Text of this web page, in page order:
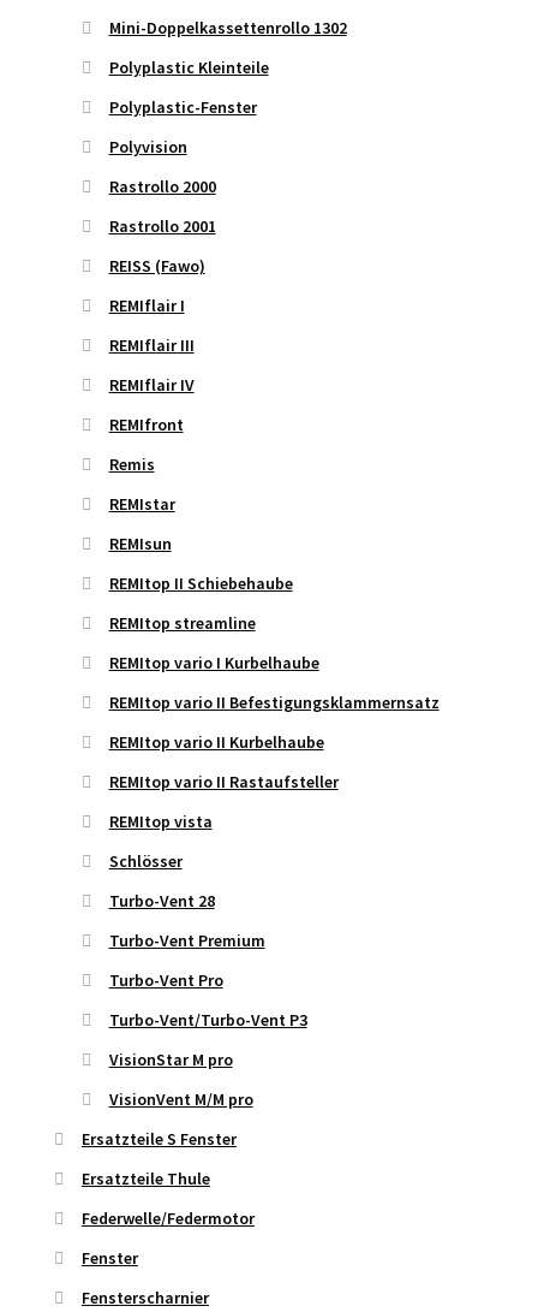
Mini-Doppelkassettenrollo 1302
Polyplastic Kleinteile
Polyplastic-Fenster
Polyvision
Rastrollo 2000
Rastrollo 2001
REISS (Fawo)
REMIflair I
REMIflair III
REMIflair IV
REMIfront
Remis
REMIstar
REMIsun
REMItop II Schiebehaube
REMItop streamline
REMItop vario I Kurbelhaube
REMItop vario II Befestigungsklammernsatz
REMItop vario II Kurbelhaube
REMItop vario II Rastaufsteller
REMItop vista
Schlösser
Turbo-Vent 28
Turbo-Vent Premium
Turbo-Vent Pro
Turbo-Vent/Turbo-Vent P3
VisionStar M pro
VisionVent M/M pro
Ersatzteile S Fenster
Ersatzteile Thule
Federwelle/Federmotor
Fenster
Fensterscharnier